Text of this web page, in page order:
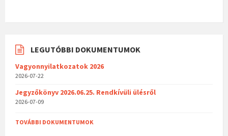
LEGUTÓBBI DOKUMENTUMOK
Vagyonnyilatkozatok 2026
2026-07-22
Jegyzőkönyv 2026.06.25. Rendkívüli ülésről
2026-07-09
TOVÁBBI DOKUMENTUMOK